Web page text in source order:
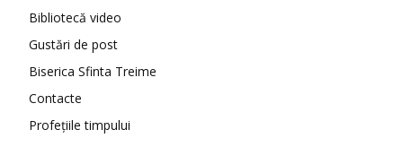
Bibliotecă video
Gustări de post
Biserica Sfinta Treime
Contacte
Profețiile timpului